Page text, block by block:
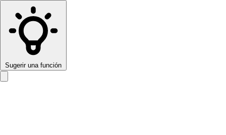
Sugerir una función